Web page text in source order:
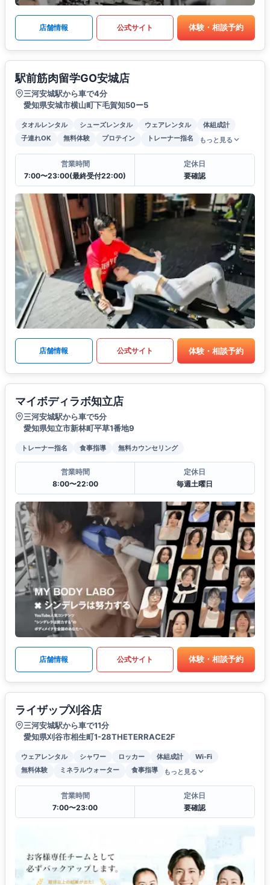
店舗情報 公式サイト 体験・相談予約
駅前筋肉留学GO安城店
三河安城駅から車で4分
愛知県安城市横山町下毛賀知50ー5
タオルレンタル シューズレンタル ウェアレンタル
体組成計
子連れOK
無料体験 プロテイン トレーナー指名 もっと見る
営業時間
7:00〜23:00(最終受付22:00)
定休日
要確認
店舗情報 公式サイト 体験・相談予約
マイボディラボ知立店
三河安城駅から車で5分
愛知県知立市新林町平草1番地9
トレーナー指名 食事指導 無料カウンセリング
営業時間
8:00〜22:00
定休日
毎週土曜日
店舗情報 公式サイト 体験・相談予約
ライザップ刈谷店
三河安城駅から車で11分
愛知県刈谷市相生町1-28THETERRACE2F
ウェアレンタル シャワー ロッカー 体組成計
Wi-Fi
無料体験
ミネラルウォーター 食事指導 もっと見る
営業時間
7:00〜23:00
定休日
要確認